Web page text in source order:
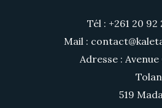
Tél : +261 20 92
Mail :
Adresse : Avenue
519